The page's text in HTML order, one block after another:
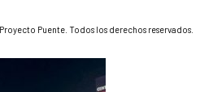
Puente. Todos los derechos reservados.